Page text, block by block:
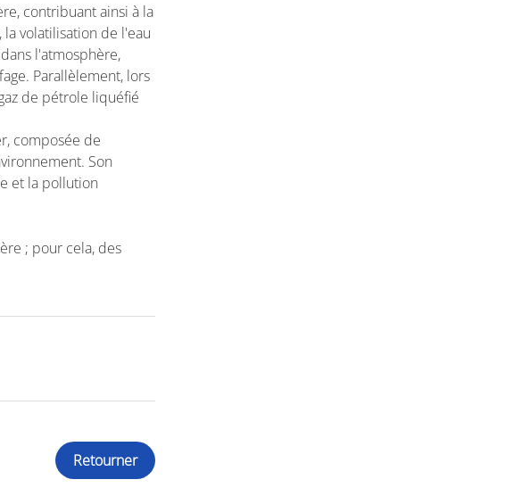
contribuant ainsi à la
volatilisation de l'eau
l'atmosphère,
Parallèlement, lors
de pétrole liquéfié
composée de
Son
et la pollution
; pour cela, des
Retourner